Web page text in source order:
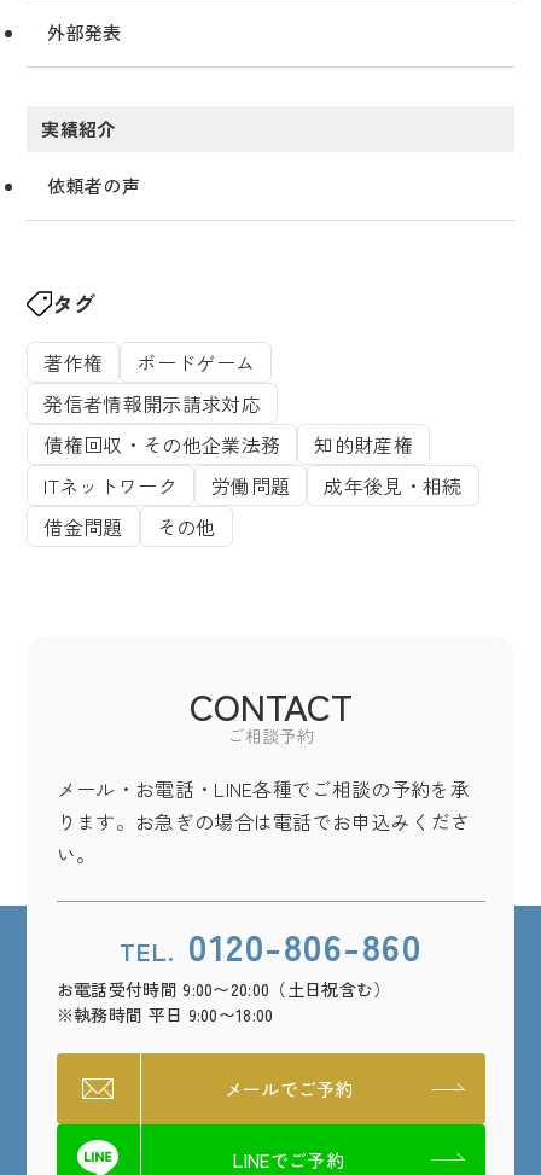
外部発表
実績紹介
依頼者の声
タグ
著作権
ボードゲーム
発信者情報開示請求対応
債権回収・その他企業法務
知的財産権
ITネットワーク
労働問題
成年後見・相続
借金問題
その他
ご相談予約
CONTACT
メール・お電話・LINE各種でご相談の予約を承
ります。お急ぎの場合は電話でお申込みくださ
い。
TEL. 0120-806-860
お電話受付時間 9:00〜20:00（土日祝含む）
※執務時間 平日 9:00〜18:00
メールでご予約
LINEでご予約